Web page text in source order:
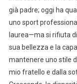
già padre; oggi ha
uno sport
laurea—ma si rifiuta
sua bellezza e la
mantenere uno stile
mio fratello e dalla